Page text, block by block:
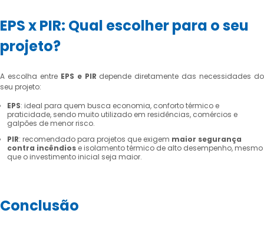
EPS x PIR: Qual escolher para o seu
projeto?
A escolha entre EPS e PIR depende diretamente das necessidades do
seu projeto:
EPS: ideal para quem busca economia, conforto térmico e
praticidade, sendo muito utilizado em residências, comércios e
galpões de menor risco.
PIR: recomendado para projetos que exigem maior segurança
contra incêndios e isolamento térmico de alto desempenho, mesmo
que o investimento inicial seja maior.
Conclusão